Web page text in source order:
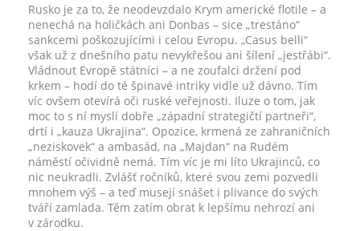
Rusko je za to, že neodevzdalo Krym americké flotile – a
nenechá na holičkách ani Donbas – sice „trestáno“
sankcemi poškozujícími i celou Evropu. „Casus belli“
však už z dnešního patu nevykřešou ani šílení „jestřábi“.
Vládnout Evropě státníci – a ne zoufalci držení pod
krkem – hodí do té špinavé intriky vidle už dávno. Tím
víc ovšem otevírá oči ruské veřejnosti. Iluze o tom, jak
moc to s ní myslí dobře „západní strategičtí partneři“,
drtí i „kauza Ukrajina“. Opozice, krmená ze zahraničních
„neziskovek“ a ambasád, na „Majdan“ na Rudém
náměstí očividně nemá. Tím víc je mi líto Ukrajinců, co
nic neukradli. Zvlášť ročníků, které svou zemi pozvedli
mnohem výš – a teď musejí snášet i plivance do svých
tváří zamlada. Těm zatím obrat k lepšímu nehrozí ani
v zárodku.